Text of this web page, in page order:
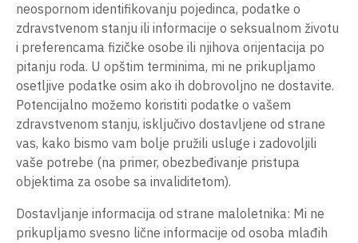
neospornom identifikovanju pojedinca, podatke o
zdravstvenom stanju ili informacije o seksualnom životu
i preferencama fizičke osobe ili njihova orijentacija po
pitanju roda. U opštim terminima, mi ne prikupljamo
osetljive podatke osim ako ih dobrovoljno ne dostavite.
Potencijalno možemo koristiti podatke o vašem
zdravstvenom stanju, isključivo dostavljene od strane
vas, kako bismo vam bolje pružili usluge i zadovoljili
vaše potrebe (na primer, obezbeđivanje pristupa
objektima za osobe sa invaliditetom).
Dostavljanje informacija od strane maloletnika: Mi ne
prikupljamo svesno lične informacije od osoba mlađih